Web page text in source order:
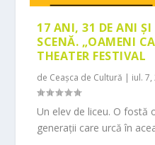
17 ANI, 31 DE ANI ȘI
SCENĂ. „OAMENI
THEATER FESTIVAL
de Ceașca de Cultură | iul. 7,
Un elev de liceu. O fostă
generații care urcă în